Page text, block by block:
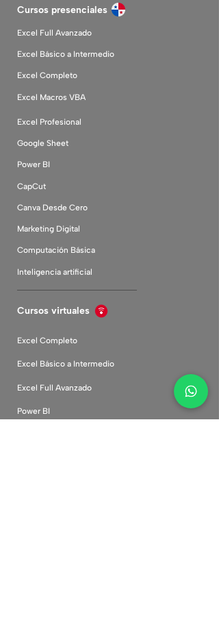
Cursos presenciales
Excel Full Avanzado
Excel Básico a Intermedio
Excel Completo
Excel Macros VBA
Excel Profesional
Google Sheet
Power BI
CapCut
Canva Desde Cero
Marketing Digital
Computación Básica
Inteligencia artificial
Cursos virtuales
Excel Completo
Excel Básico a Intermedio
Excel Full Avanzado
Power BI